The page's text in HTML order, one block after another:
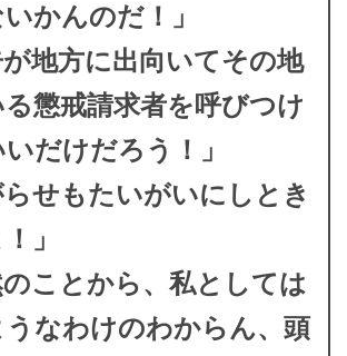
かんのだ！」
が地方に出向いてその地
懲戒請求者を呼びつけ
だけだろう！」
らせもたいがいにしとき
」
のことから、私としては
うなわけのわからん、頭